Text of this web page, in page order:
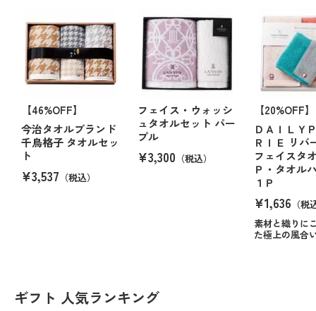
【46%OFF】
今治タオルブランド
千鳥格子 タオルセッ
ト
¥3,537 （税込）
フェイス・ウォッシ
ュタオルセット パー
プル
¥3,300 （税込）
【20%OFF】
ＤＡＩＬＹ
ＲＩＥ リバ
フェイスタ
Ｐ・タオル
１Ｐ
¥1,636 （税
素材と織りに
た極上の風合
ギフト 人気ランキング